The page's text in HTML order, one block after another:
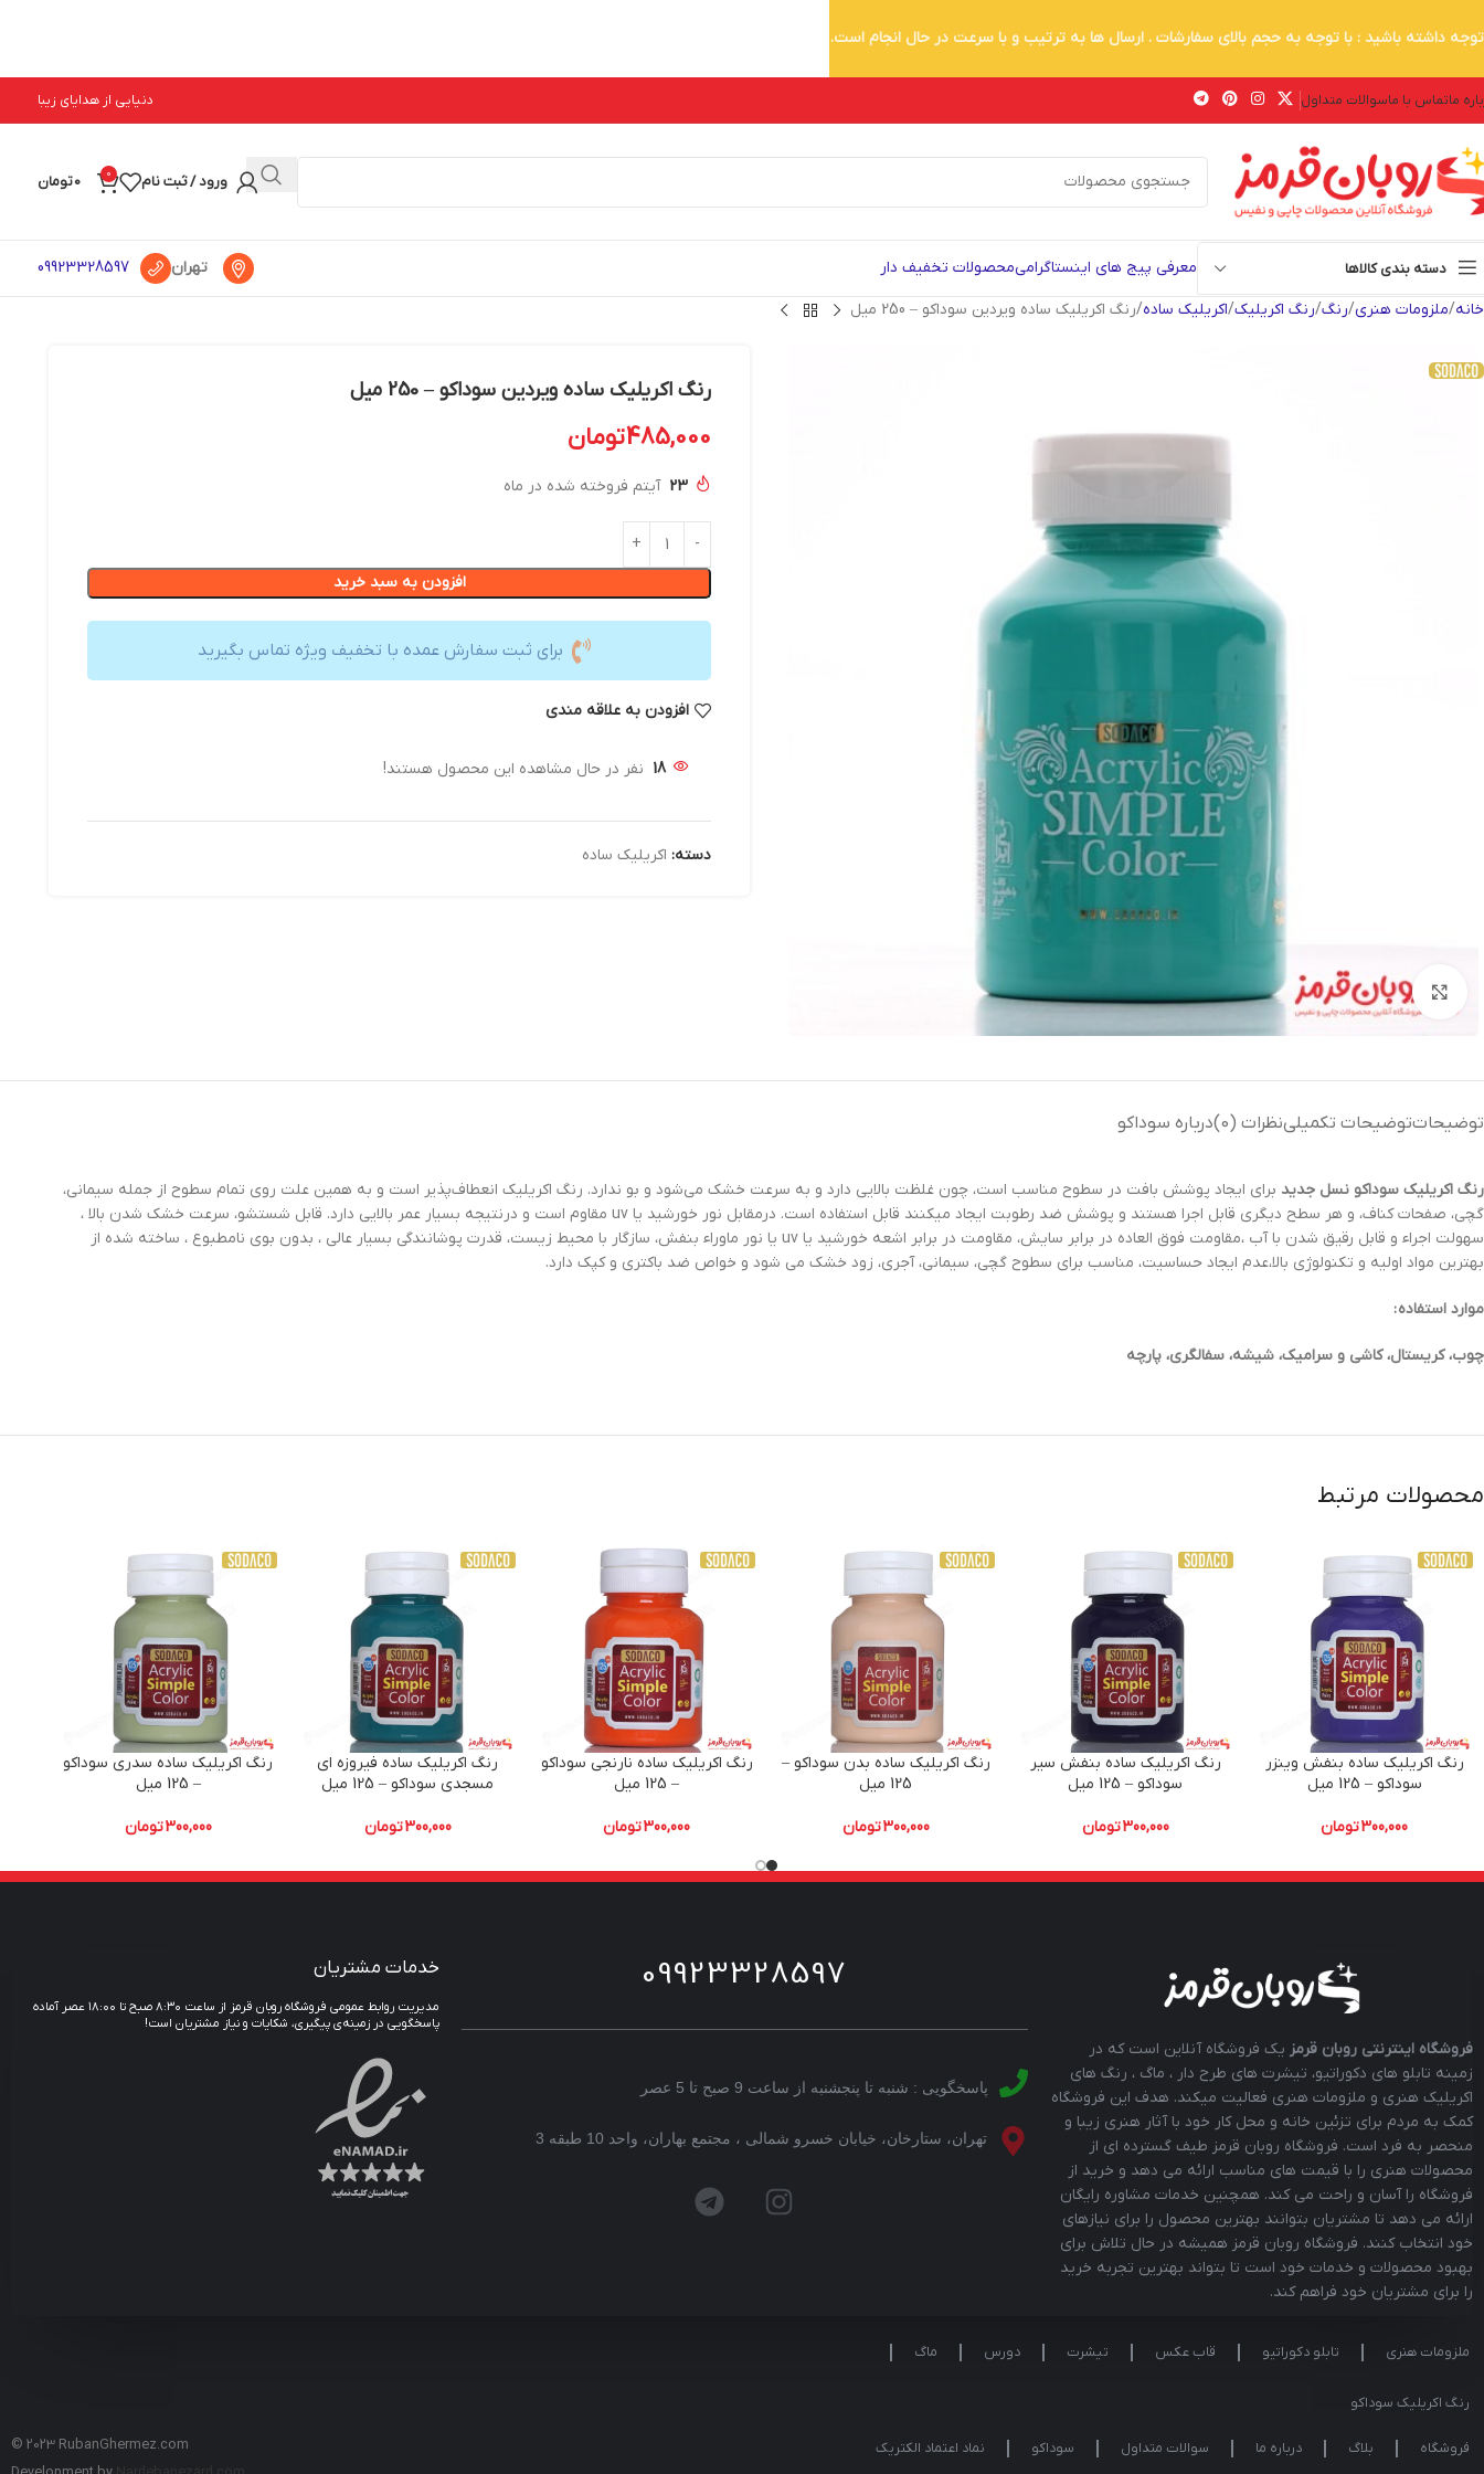
ماتماس با ماسوالات متداول دنیایی از هدایای زیبا
ورود / ثبت نام 0
0تومان
دسته بندی کالاها معرفی پیج های اینستاگرامیمحصولات تخفیف دار تهران 09923328597
خانه ملزومات هنری رنگ رنگ اکریلیک اکریلیک ساده رنگ اکریلیک ساده ویردین سوداکو – 250 میل
بزرگنمایی تصویر
رنگ اکریلیک ساده ویردین سوداکو – 250 میل
485,000تومان
23 آیتم فروخته شده در ماه
افزودن به سبد خرید
برای ثبت سفارش عمده با تخفیف ویژه تماس بگیرید
افزودن به علاقه مندی
18 نفر در حال مشاهده این محصول هستند!
دسته: اکریلیک ساده
توضیحاتتوضیحات تکمیلینظرات (0) درباره سوداکو
رنگ‌ اکریلیک سوداکو نسل جدید برای ایجاد پوشش بافت در سطوح مناسب است، چون غلظت بالایی دارد و به سرعت خشک می‌شود و بو ندارد. رنگ اکریلیک انعطاف‌پذیر است و به همین علت روی تمام سطوح از جمله سیمانی،
گچی، صفحات کناف، و هر سطح دیگری قابل اجرا هستند و پوشش ضد رطوبت ایجاد میکنند قابل استفاده است. درمقابل نور خورشید یا uv مقاوم است و درنتیجه بسیار عمر بالایی دارد. قابل شستشو، سرعت خشک شدن بالا ،
سهولت اجراء و قابل رقیق شدن با آب ،مقاومت فوق العاده در برابر سایش، مقاومت در برابر اشعه خورشید یا uv یا نور ماوراء بنفش، سازگار با محیط زیست، قدرت پوشانندگی بسیار عالی ، بدون بوی نامطبوع ، ساخته شده از
بهترین مواد اولیه و تکنولوژی بالا،عدم ایجاد حساسیت، مناسب برای سطوح گچی، سیمانی، آجری، زود خشک می شود و خواص ضد باکتری و کپک دارد.
موارد استفاده :
چوب، کریستال، کاشی و سرامیک، شیشه، سفالگری، پارچه
محصولات مرتبط
رنگ اکریلیک ساده بنفش وینزر
سوداکو – 125 میل
300,000تومان
رنگ اکریلیک ساده بنفش سیر
سوداکو – 125 میل
300,000تومان
رنگ اکریلیک ساده بدن سوداکو –
125 میل
300,000تومان
رنگ اکریلیک ساده نارنجی سوداکو
– 125 میل
300,000تومان
رنگ اکریلیک ساده فیروزه ای
مسجدی سوداکو – 125 میل
300,000تومان
رنگ اکریلیک ساده سدری سوداکو
– 125 میل
300,000تومان
فروشگاه اینترنتی روبان قرمز یک فروشگاه آنلاین است که در
زمینه تابلو های دکوراتیو، تیشرت های طرح دار ، ماگ ، رنگ های
اکریلیک هنری و ملزومات هنری فعالیت میکند. هدف این فروشگاه
کمک به مردم برای تزئین خانه و محل کار خود با آثار هنری زیبا و
منحصر به فرد است. فروشگاه روبان قرمز طیف گسترده ای از
محصولات هنری را با قیمت های مناسب ارائه می دهد و خرید از
فروشگاه را آسان و راحت می کند. همچنین خدمات مشاوره رایگان
ارائه می دهد تا مشتریان بتوانند بهترین محصول را برای نیازهای
خود انتخاب کنند. فروشگاه روبان قرمز همیشه در حال تلاش برای
بهبود محصولات و خدمات خود است تا بتواند بهترین تجربه خرید
را برای مشتریان خود فراهم کند.
09923328597
پاسخگویی : شنبه تا پنجشنبه از ساعت 9 صبح تا 5 عصر
تهران، ستارخان، خیابان خسرو شمالی ، مجتمع بهاران، واحد 10 طبقه 3
خدمات مشتریان
مدیریت روابط عمومی فروشگاه روبان قرمز از ساعت ۸:۳۰ صبح تا ۱۸:۰۰ عصر آماده
پاسخگویی در زمینه‌ی پیگیری، شکایات و نیاز مشتریان است!
ملزومات هنری تابلو دکوراتیو قاب عکس تیشرت دورس ماگ
رنگ اکریلیک سوداکو
فروشگاه بلاگ درباره ما سوالات متداول سوداکو نماد اعتماد الکتریک
© 2023 RubanGhermez.com
توجه داشته باشید : با توجه به حجم بالای سفارشات . ارسال ها به ترتیب و با سرعت در حال انجام است.